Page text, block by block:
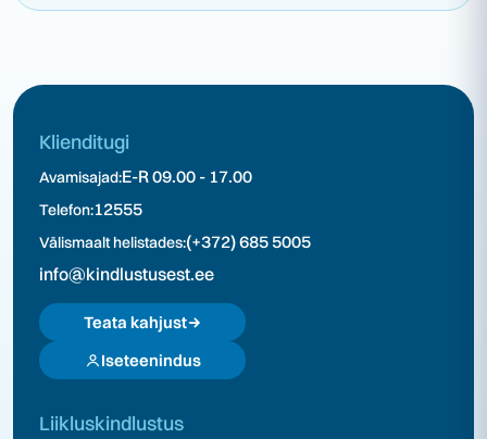
Klienditugi
Avamisajad:E-R 09.00 - 17.00
Telefon:12555
Välismaalt helistades:(+372) 685 5005
info@kindlustusest.ee
Teata kahjust
Iseteenindus
Liikluskindlustus